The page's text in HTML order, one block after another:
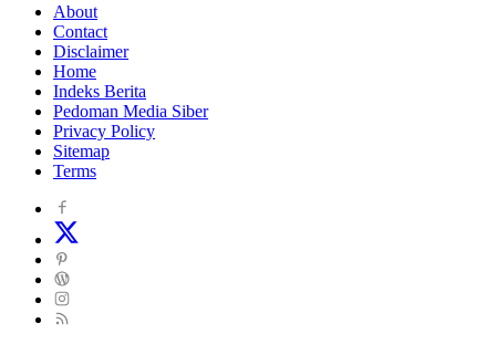
About
Contact
Disclaimer
Home
Indeks Berita
Pedoman Media Siber
Privacy Policy
Sitemap
Terms